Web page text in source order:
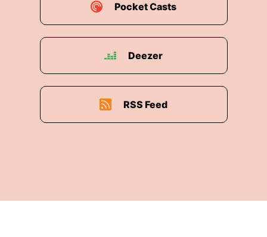
Pocket Casts
Deezer
RSS Feed